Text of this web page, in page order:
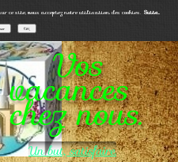
ce site, vous acceptez notre utilisation des cookies. Suite...
OK
Vos
vacances
chez nous.
Un but, satisfaire.